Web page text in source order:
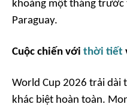
khoảng một tháng trước
Paraguay.
Cuộc chiến với thời tiết
World Cup 2026 trải dài
khác biệt hoàn toàn.